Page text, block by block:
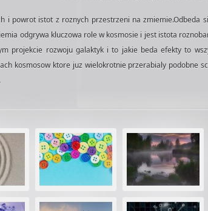
i powrot istot z roznych przestrzeni na zmiemie.Odbeda
odgrywa kluczowa role w kosmosie i jest istota
projekcie rozwoju galaktyk i to jakie beda efekty to
kosmosow ktore juz wielokrotnie przerabialy podobne